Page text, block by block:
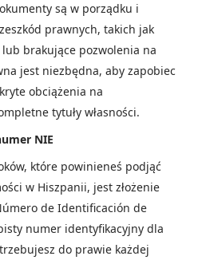
są w porządku i
prawnych, takich jak
brakujące pozwolenia na
jest niezbędna, aby zapobiec
obciążenia na
tytuły własności.
NIE
które powinieneś podjąć
w Hiszpanii, jest złożenie
de Identificación de
numer identyfikacyjny dla
do prawie każdej